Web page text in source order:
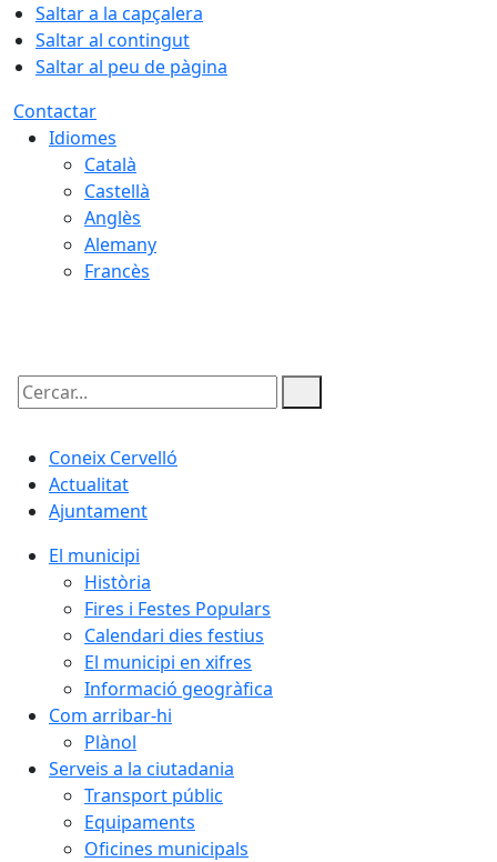
Saltar a la capçalera
Saltar al contingut
Saltar al peu de pàgina
Contactar
Idiomes
Català
Castellà
Anglès
Alemany
Francès
Cercar:
Coneix Cervelló
Actualitat
Ajuntament
El municipi
Història
Fires i Festes Populars
Calendari dies festius
El municipi en xifres
Informació geogràfica
Com arribar-hi
Plànol
Serveis a la ciutadania
Transport públic
Equipaments
Oficines municipals